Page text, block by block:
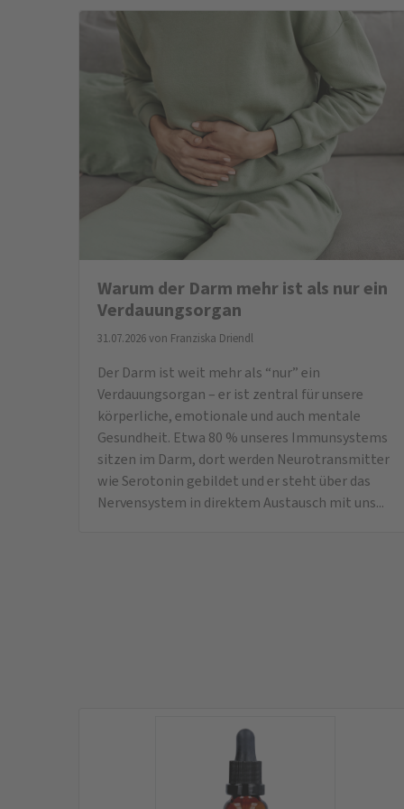
Warum der Darm mehr ist als nur ein
Verdauungsorgan
31.07.2026 von Franziska Driendl
Der Darm ist weit mehr als “nur” ein
Verdauungsorgan – er ist zentral für unsere
körperliche, emotionale und auch mentale
Gesundheit. Etwa 80 % unseres Immunsystems
sitzen im Darm, dort werden Neurotransmitter
wie Serotonin gebildet und er steht über das
Nervensystem in direktem Austausch mit uns...